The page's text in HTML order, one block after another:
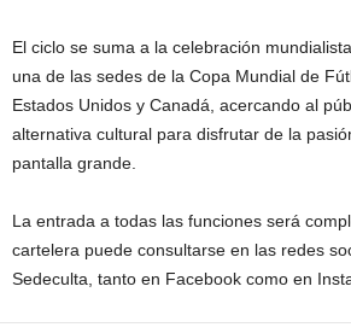
El ciclo se suma a la celebración
una de las sedes de la Copa Mundial de
Estados Unidos y Canadá, acercando al
alternativa cultural para disfrutar de la
pantalla grande.
La entrada a todas las funciones será
cartelera puede consultarse en las redes
Sedeculta, tanto en Facebook como en